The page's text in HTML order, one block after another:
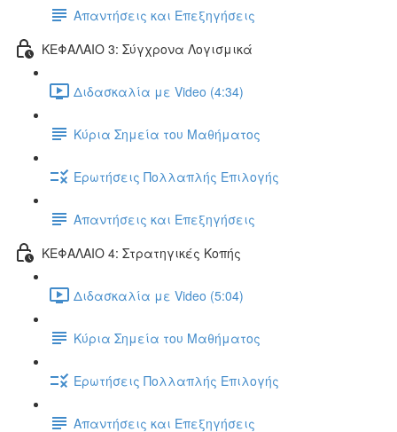
Απαντήσεις και Επεξηγήσεις
ΚΕΦΑΛΑΙΟ 3: Σύγχρονα Λογισμικά
Διδασκαλία με Video (4:34)
Κύρια Σημεία του Μαθήματος
Ερωτήσεις Πολλαπλής Επιλογής
Απαντήσεις και Επεξηγήσεις
ΚΕΦΑΛΑΙΟ 4: Στρατηγικές Κοπής
Διδασκαλία με Video (5:04)
Κύρια Σημεία του Μαθήματος
Ερωτήσεις Πολλαπλής Επιλογής
Απαντήσεις και Επεξηγήσεις